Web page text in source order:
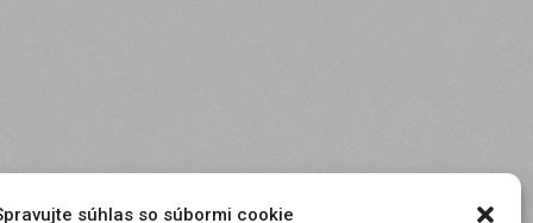
súhlas so súbormi cookie